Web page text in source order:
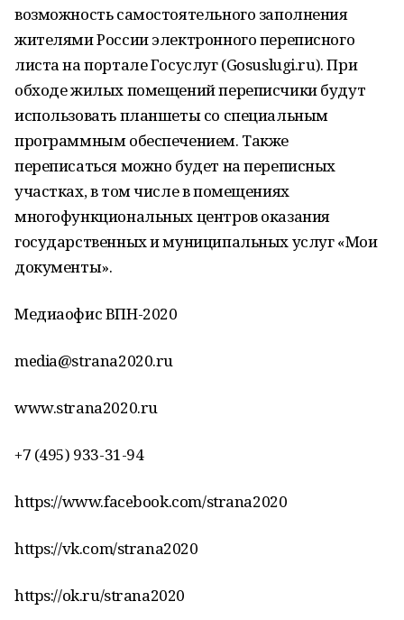
возможность самостоятельного заполнения
жителями России электронного переписного
листа на портале Госуслуг (Gosuslugi.ru). При
обходе жилых помещений переписчики будут
использовать планшеты со специальным
программным обеспечением. Также
переписаться можно будет на переписных
участках, в том числе в помещениях
многофункциональных центров оказания
государственных и муниципальных услуг «Мои
документы».
Медиаофис ВПН-2020
media@strana2020.ru
www.strana2020.ru
+7 (495) 933-31-94
https://www.facebook.com/strana2020
https://vk.com/strana2020
https://ok.ru/strana2020